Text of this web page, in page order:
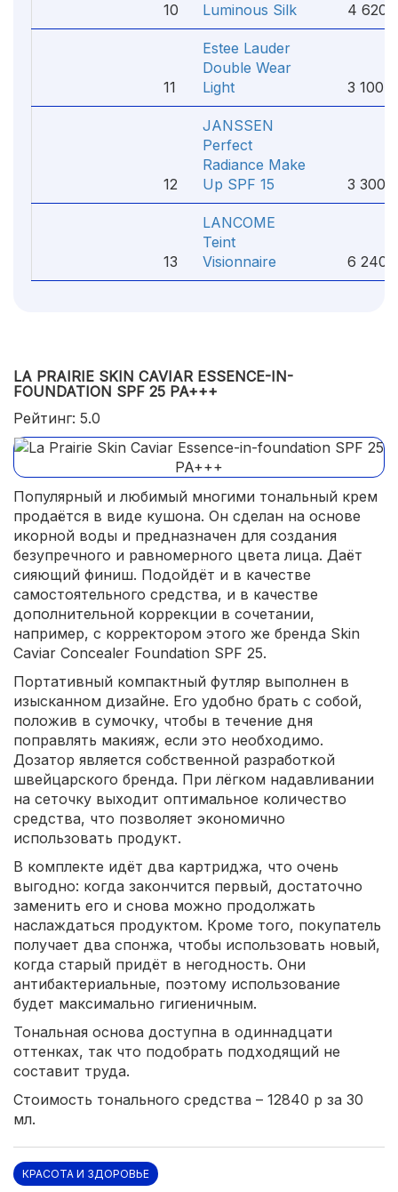
10
Luminous Silk
4 620
11
Estee Lauder
Double Wear
Light
3 100 ₽
12
JANSSEN
Perfect
Radiance Make
Up SPF 15
3 300
13
LANCOME
Teint
Visionnaire
6 240
LA PRAIRIE SKIN CAVIAR ESSENCE-IN-
FOUNDATION SPF 25 PA+++
Рейтинг: 5.0
Популярный и любимый многими тональный крем
продаётся в виде кушона. Он сделан на основе
икорной воды и предназначен для создания
безупречного и равномерного цвета лица. Даёт
сияющий финиш. Подойдёт и в качестве
самостоятельного средства, и в качестве
дополнительной коррекции в сочетании,
например, с корректором этого же бренда Skin
Caviar Concealer Foundation SPF 25.
Портативный компактный футляр выполнен в
изысканном дизайне. Его удобно брать с собой,
положив в сумочку, чтобы в течение дня
поправлять макияж, если это необходимо.
Дозатор является собственной разработкой
швейцарского бренда. При лёгком надавливании
на сеточку выходит оптимальное количество
средства, что позволяет экономично
использовать продукт.
В комплекте идёт два картриджа, что очень
выгодно: когда закончится первый, достаточно
заменить его и снова можно продолжать
наслаждаться продуктом. Кроме того, покупатель
получает два спонжа, чтобы использовать новый,
когда старый придёт в негодность. Они
антибактериальные, поэтому использование
будет максимально гигиеничным.
Тональная основа доступна в одиннадцати
оттенках, так что подобрать подходящий не
составит труда.
Стоимость тонального средства – 12840 р за 30
мл.
КРАСОТА И ЗДОРОВЬЕ